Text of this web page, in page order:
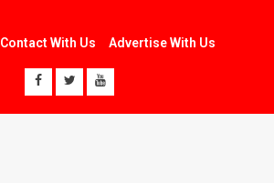
Contact With Us Advertise With Us